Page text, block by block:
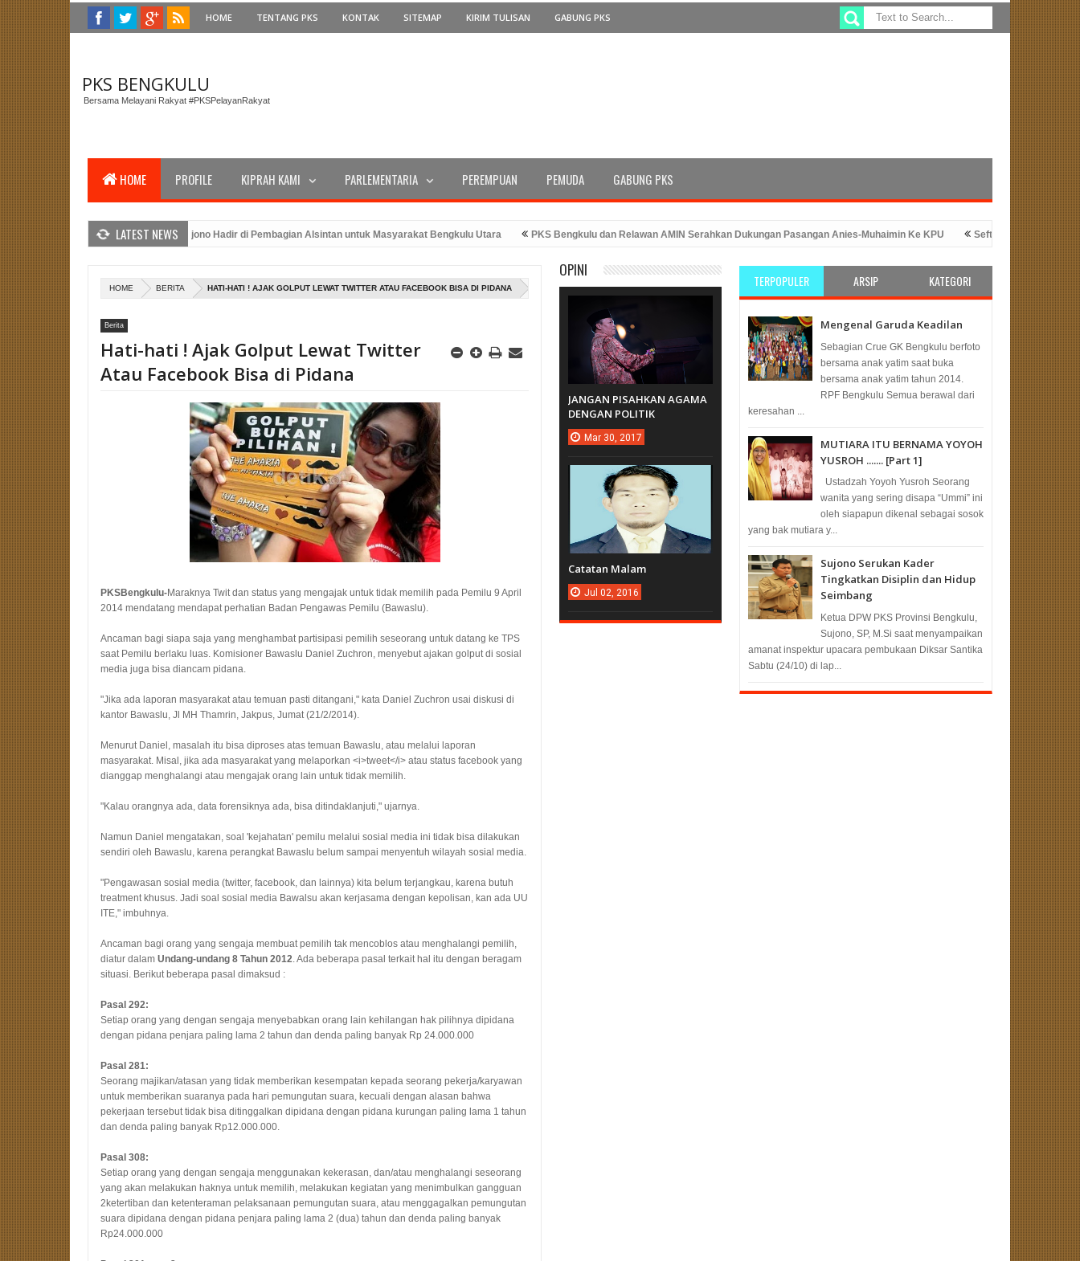
HOME TENTANG PKS KONTAK SITEMAP KIRIM TULISAN GABUNG PKS
PKS BENGKULU
Bersama Melayani Rakyat #PKSPelayanRakyat
HOME PROFILE KIPRAH KAMI PARLEMENTARIA PEREMPUAN PEMUDA GABUNG PKS
LATEST NEWS
Bengkulu, Anggota DPRD Sujono Hadir di Pembagian Alsintan untuk Masyarakat Bengkulu Utara PKS Bengkulu dan Relawan AMIN Serahkan Dukungan Pasangan Anies-Muhaimin Ke KPU Sefty Yuslinah Wakil Ketua
Bengkulu dan Amanat Presiden PKS Dalam Peringatan Upacara HUT RI Ke-78 Tahun 2023 PKS Bengkulu: Solusi Tepat
PKS Benteng: Merancang Strategi Pemenangan Pemilu dengan Kehadiran Bang Hans
HOME BERITA HATI-HATI ! AJAK GOLPUT LEWAT TWITTER ATAU FACEBOOK BISA DI PIDANA
Berita
Hati-hati ! Ajak Golput Lewat Twitter
Atau Facebook Bisa di Pidana
PKSBengkulu-Maraknya Twit dan status yang mengajak untuk tidak memilih pada Pemilu 9 April
2014 mendatang mendapat perhatian Badan Pengawas Pemilu (Bawaslu).
Ancaman bagi siapa saja yang menghambat partisipasi pemilih seseorang untuk datang ke TPS
saat Pemilu berlaku luas. Komisioner Bawaslu Daniel Zuchron, menyebut ajakan golput di sosial
media juga bisa diancam pidana.
"Jika ada laporan masyarakat atau temuan pasti ditangani," kata Daniel Zuchron usai diskusi di
kantor Bawaslu, Jl MH Thamrin, Jakpus, Jumat (21/2/2014).
Menurut Daniel, masalah itu bisa diproses atas temuan Bawaslu, atau melalui laporan
masyarakat. Misal, jika ada masyarakat yang melaporkan <i>tweet</i> atau status facebook yang
dianggap menghalangi atau mengajak orang lain untuk tidak memilih.
"Kalau orangnya ada, data forensiknya ada, bisa ditindaklanjuti," ujarnya.
Namun Daniel mengatakan, soal 'kejahatan' pemilu melalui sosial media ini tidak bisa dilakukan
sendiri oleh Bawaslu, karena perangkat Bawaslu belum sampai menyentuh wilayah sosial media.
"Pengawasan sosial media (twitter, facebook, dan lainnya) kita belum terjangkau, karena butuh
treatment khusus. Jadi soal sosial media Bawalsu akan kerjasama dengan kepolisan, kan ada UU
ITE," imbuhnya.
Ancaman bagi orang yang sengaja membuat pemilih tak mencoblos atau menghalangi pemilih,
diatur dalam Undang-undang 8 Tahun 2012 . Ada beberapa pasal terkait hal itu dengan beragam
situasi. Berikut beberapa pasal dimaksud :
Pasal 292:
Setiap orang yang dengan sengaja menyebabkan orang lain kehilangan hak pilihnya dipidana
dengan pidana penjara paling lama 2 tahun dan denda paling banyak Rp 24.000.000
Pasal 281:
Seorang majikan/atasan yang tidak memberikan kesempatan kepada seorang pekerja/karyawan
untuk memberikan suaranya pada hari pemungutan suara, kecuali dengan alasan bahwa
pekerjaan tersebut tidak bisa ditinggalkan dipidana dengan pidana kurungan paling lama 1 tahun
dan denda paling banyak Rp12.000.000.
Pasal 308:
Setiap orang yang dengan sengaja menggunakan kekerasan, dan/atau menghalangi seseorang
yang akan melakukan haknya untuk memilih, melakukan kegiatan yang menimbulkan gangguan
2ketertiban dan ketenteraman pelaksanaan pemungutan suara, atau menggagalkan pemungutan
suara dipidana dengan pidana penjara paling lama 2 (dua) tahun dan denda paling banyak
Rp24.000.000
TERPOPULER ARSIP KATEGORI
Mengenal Garuda Keadilan
Sebagian Crue GK Bengkulu berfoto
bersama anak yatim saat buka
bersama anak yatim tahun 2014.
RPF Bengkulu Semua berawal dari
keresahan ...
MUTIARA ITU BERNAMA YOYOH
YUSROH ....... [Part 1]
Ustadzah Yoyoh Yusroh Seorang
wanita yang sering disapa “Ummi” ini
oleh siapapun dikenal sebagai sosok
yang bak mutiara y...
Sujono Serukan Kader
Tingkatkan Disiplin dan Hidup
Seimbang
Ketua DPW PKS Provinsi Bengkulu,
Sujono, SP, M.Si saat menyampaikan
amanat inspektur upacara pembukaan Diksar Santika
Sabtu (24/10) di lap...
OPINI
JANGAN PISAHKAN AGAMA
DENGAN POLITIK
Mar 30, 2017
Catatan Malam
Jul 02, 2016